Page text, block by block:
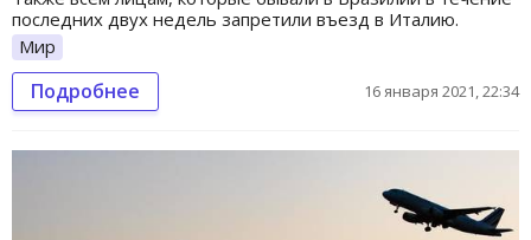
последних двух недель запретили въезд в Италию.
Мир
Подробнее 16 января 2021, 22:34